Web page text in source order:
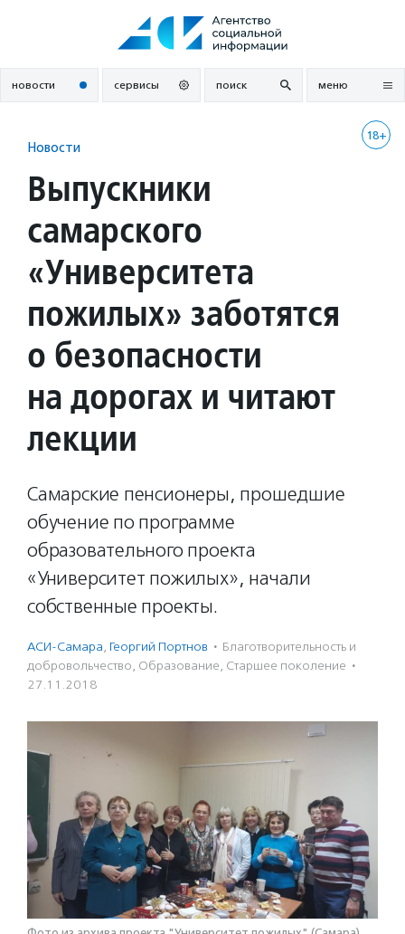
новости сервисы поиск меню
18+
Новости
Выпускники
самарского
«Университета
пожилых» заботятся
о безопасности
на дорогах и читают
лекции
Самарские пенсионеры, прошедшие
обучение по программе
образовательного проекта
«Университет пожилых», начали
собственные проекты.
АСИ-Самара, Георгий Портнов · Благотвори­тель­ность и
доброволь­чест­во, Образование, Старшее поколение ·
27.11.2018